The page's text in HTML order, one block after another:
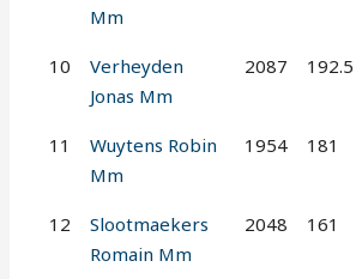
Mm
10
Verheyden
Jonas Mm
2087 192.5
11
Wuytens Robin
Mm
1954 181
12
Slootmaekers
Romain Mm
2048 161